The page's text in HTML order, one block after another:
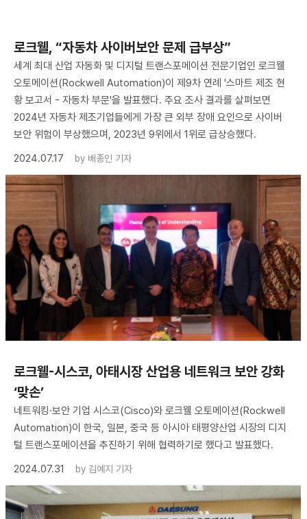
로크웰, “자동차 사이버보안 문제 급부상”
세계 최대 산업 자동화 및 디지털 트랜스포메이션 전문기업인 로크웰
오토메이션(Rockwell Automation)이 제9차 연례 '스마트 제조 현
황 보고서 - 자동차 부문'을 발표했다. 주요 조사 결과를 살펴보면
2024년 자동차 제조기업들에게 가장 큰 외부 장애 요인으로 사이버
보안 위험이 부상했으며, 2023년 9위에서 1위로 급상승했다.
2024.07.17
by 배종인 기자
로크웰-시스코, 아태시장 산업용 네트워크 보안 강화
‘맞손’
네트워킹·보안 기업 시스코(Cisco)와 로크웰 오토메이션(Rockwell
Automation)이 한국, 일본, 중국 등 아시아 태평양산업 시장의 디지
털 트랜스포메이션을 추진하기 위해 협력하기로 했다고 발표했다.
2024.07.31
by 김예지 기자